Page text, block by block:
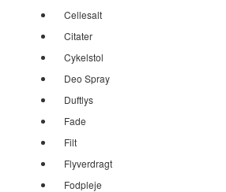
Cellesalt
Citater
Cykelstol
Deo Spray
Duftlys
Fade
Filt
Flyverdragt
Fodpleje